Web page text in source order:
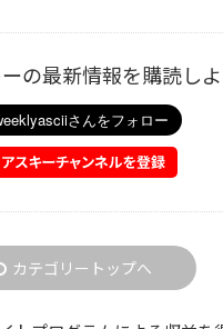
の最新情報を購読し
カテゴリートップへ